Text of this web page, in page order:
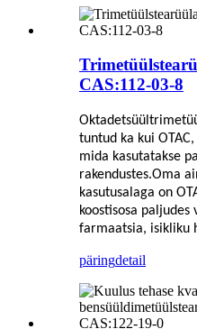
CAS:112-03-8
tuntud ka kui
mida kasutatakse
rakendustes.Oma
kasutusalaga on
koostisosa paljudes
farmaatsia, isikliku
päringdetail